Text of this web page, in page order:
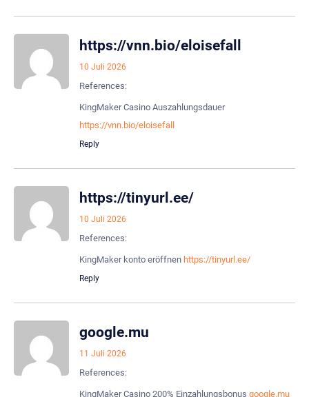
https://vnn.bio/eloisefall
10 Juli 2026
References:
KingMaker Casino Auszahlungsdauer
https://vnn.bio/eloisefall
Reply
https://tinyurl.ee/
10 Juli 2026
References:
KingMaker konto eröffnen https://tinyurl.ee/
Reply
google.mu
11 Juli 2026
References:
KingMaker Casino 200% Einzahlungsbonus google.mu